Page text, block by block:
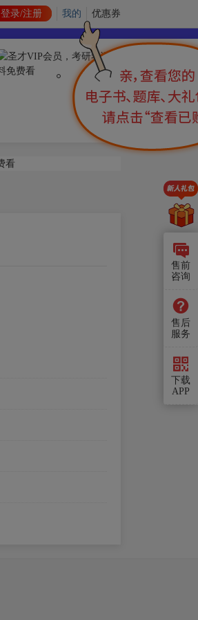
登录/注册 我的 优惠券
售前
咨询
售后
服务
下载
APP